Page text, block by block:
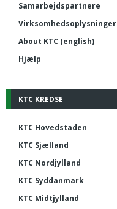
Samarbejdspartnere
Virksomhedsoplysninger
About KTC (english)
Hjælp
KTC KREDSE
KTC Hovedstaden
KTC Sjælland
KTC Nordjylland
KTC Syddanmark
KTC Midtjylland